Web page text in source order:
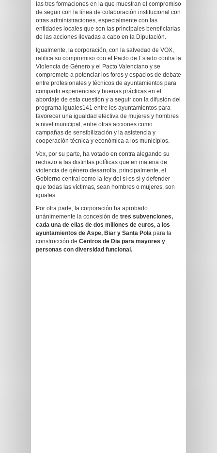
las tres formaciones en la que muestran el compromiso
de seguir con la línea de colaboración institucional con
otras administraciones, especialmente con las
entidades locales que son las principales beneficiarias
de las acciones llevadas a cabo en la Diputación.
Igualmente, la corporación, con la salvedad de VOX,
ratifica su compromiso con el Pacto de Estado contra la
Violencia de Género y el Pacto Valenciano y se
compromete a potenciar los foros y espacios de debate
entre profesionales y técnicos de ayuntamientos para
compartir experiencias y buenas prácticas en el
abordaje de esta cuestión y a seguir con la difusión del
programa Iguales141 entre los ayuntamientos para
favorecer una igualdad efectiva de mujeres y hombres
a nivel municipal, entre otras acciones como
campañas de sensibilización y la asistencia y
cooperación técnica y económica a los municipios.
Vox, por su parte, ha votado en contra alegando su
rechazo a las distintas políticas que en materia de
violencia de género desarrolla, principalmente, el
Gobierno central como la ley del sí es sí y defender
que todas las víctimas, sean hombres o mujeres, son
iguales.
Por otra parte, la corporación ha aprobado
unánimemente la concesión de tres subvenciones,
cada una de ellas de dos millones de euros, a los
ayuntamientos de Aspe, Biar y Santa Pola para la
construcción de Centros de Dia para mayores y
personas con diversidad funcional.